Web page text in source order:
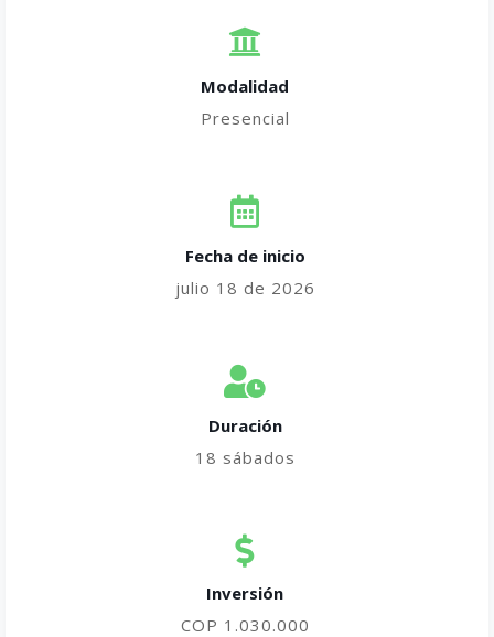
Modalidad
Presencial
Fecha de inicio
julio 18 de 2026
Duración
18 sábados
Inversión
COP 1.030.000